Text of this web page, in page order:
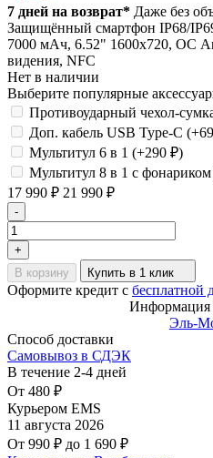
7 дней на возврат* Даже без
Защищённый смартфон IP68/
7000 мАч, 6.52" 1600х720, ОС
видения, NFC
Нет в наличии
Выберите популярные
Противоударный чехол-
Доп. кабель USB Type-C (+
Мультитул 6 в 1 (+290 ₽)
Мультитул 8 в 1 с
17 990 ₽ 21 990 ₽
-
+
В корзину
Купить в 1 клик
Оформите кредит с бесплатной
Информация
Эль-
Способ доставки
Самовывоз в СДЭК
В течение 2-4 дней
От 480 ₽
Курьером EMS
11 августа 2026
От 990 ₽ до 1 690 ₽